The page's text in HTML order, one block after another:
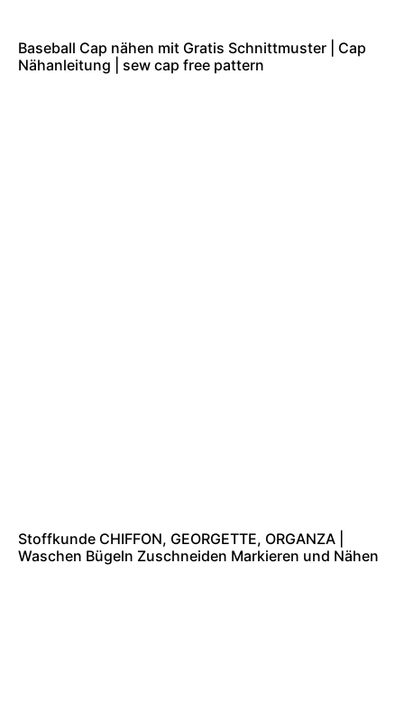
Baseball Cap nähen mit Gratis Schnittmuster | Cap
Nähanleitung | sew cap free pattern
Stoffkunde CHIFFON, GEORGETTE, ORGANZA |
Waschen Bügeln Zuschneiden Markieren und Nähen